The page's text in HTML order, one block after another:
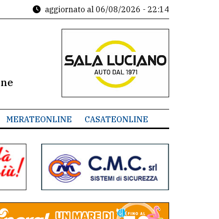
aggiornato al 06/08/2026 - 22:14
MERATEONLINE CASATEONLINE